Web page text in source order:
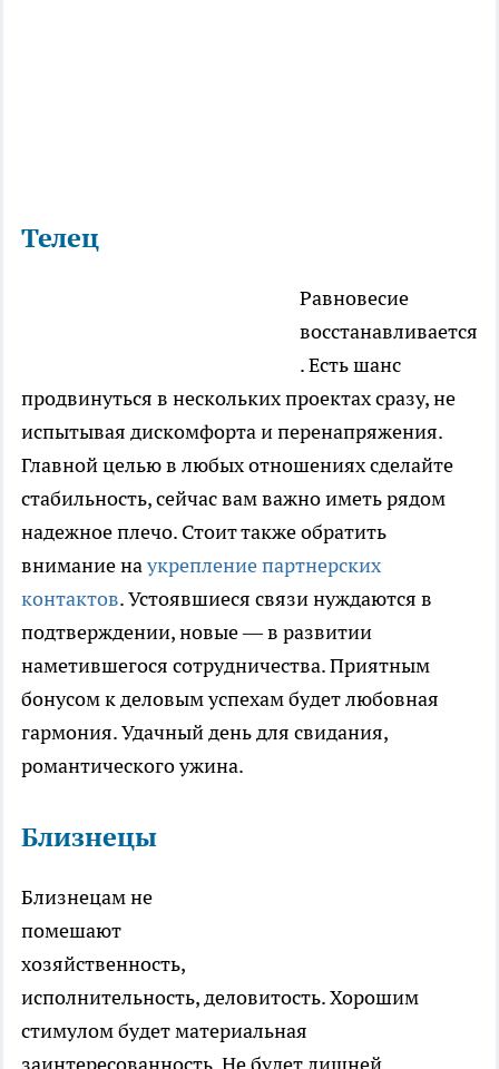
Телец
Равновесие
восстанавливается
. Есть шанс
продвинуться в нескольких проектах сразу, не
испытывая дискомфорта и перенапряжения.
Главной целью в любых отношениях сделайте
стабильность, сейчас вам важно иметь рядом
надежное плечо. Стоит также обратить
внимание наукрепление партнерских
контактов. Устоявшиеся связи нуждаются в
подтверждении, новые — в развитии
наметившегося сотрудничества. Приятным
бонусом к деловым успехам будет любовная
гармония. Удачный день для свидания,
романтического ужина.
Близнецы
Близнецам не
помешают
хозяйственность,
исполнительность, деловитость. Хорошим
стимулом будет материальная